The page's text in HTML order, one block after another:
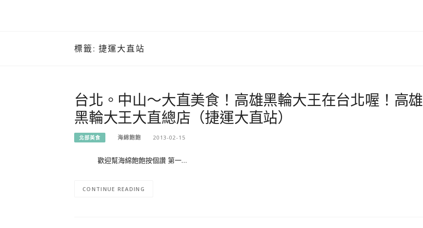
標籤: 捷運大直站
台北。中山～大直美食！高雄黑輪大王在台北喔！高雄
黑輪大王大直總店（捷運大直站）
北部美食 海綿飽飽 2013-02-15
歡迎幫海綿飽飽按個讚 第一…
CONTINUE READING